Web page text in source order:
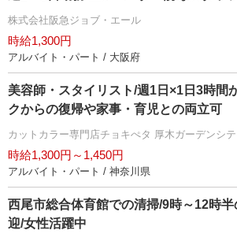
株式会社阪急ジョブ・エール
時給1,300円
アルバイト・パート / 大阪府
美容師・スタイリスト/週1日×1日3時間
クからの復帰や家事・育児との両立可
カットカラー専門店チョキぺタ 厚木ガーデンシ
時給1,300円～1,450円
アルバイト・パート / 神奈川県
西尾市総合体育館での清掃/9時～12時
迎/女性活躍中